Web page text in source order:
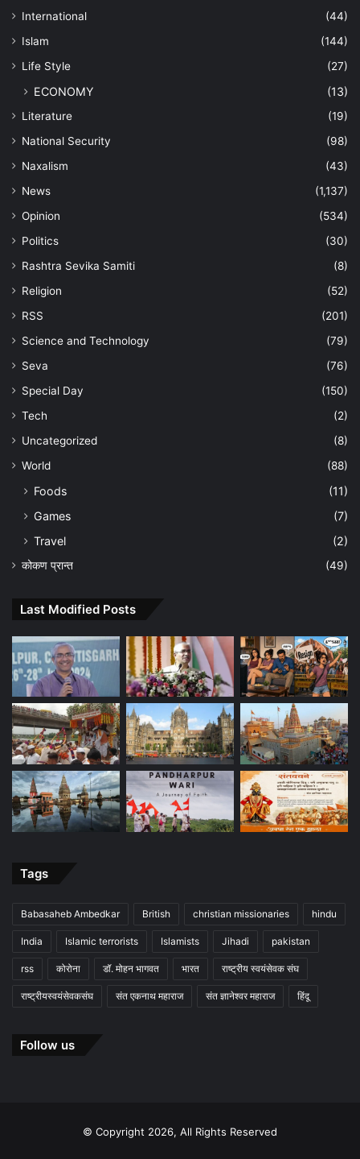
International
(44)
Islam
(144)
Life Style
(27)
ECONOMY (13)
Literature
(19)
National Security
(98)
Naxalism
(43)
News
(1,137)
Opinion
(534)
Politics
(30)
Rashtra Sevika Samiti
(8)
Religion
(52)
RSS
(201)
Science and Technology
(79)
Seva
(76)
Special Day
(150)
Tech
(2)
Uncategorized
(8)
World
(88)
Foods
(11)
Games
(7)
Travel
(2)
कोकण प्रान्त (49)
Last Modified Posts
Tags
Babasaheb Ambedkar British christian missionaries hindu
India Islamic terrorists Islamists Jihadi pakistan
rss कोरोना डॉ. मोहन भागवत भारत राष्ट्रीय स्वयंसेवक संघ
राष्ट्रीयस्वयंसेवकसंघ संत एकनाथ महाराज संत ज्ञानेश्वर महाराज हिंदू
Follow us
© Copyright 2026, All Rights Reserved